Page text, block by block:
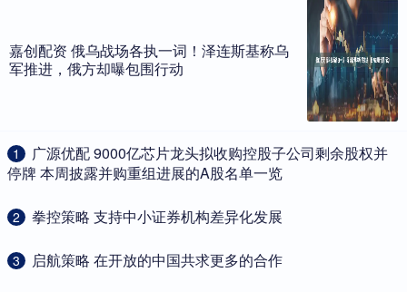
嘉创配资 俄乌战场各执一词！泽连斯基称乌
军推进，俄方却曝包围行动
1
​广源优配 9000亿芯片龙头拟收购控股子公司剩余股权并
停牌 本周披露并购重组进展的A股名单一览
2 ​拳控策略 支持中小证券机构差异化发展
3 ​启航策略 在开放的中国共求更多的合作